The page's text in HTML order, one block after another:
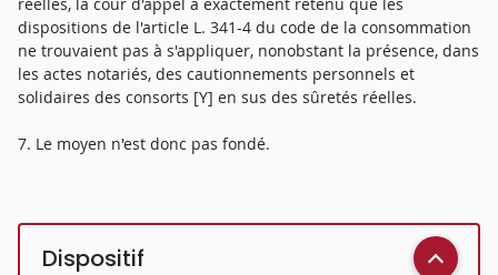
dispositions de l'article L. 341-4 du code de la consommation
ne trouvaient pas à s'appliquer, nonobstant la présence, dans
les actes notariés, des cautionnements personnels et
solidaires des consorts [Y] en sus des sûretés réelles.
7. Le moyen n'est donc pas fondé.
Dispositif